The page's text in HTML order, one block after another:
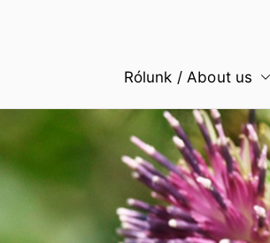
Rólunk / About us